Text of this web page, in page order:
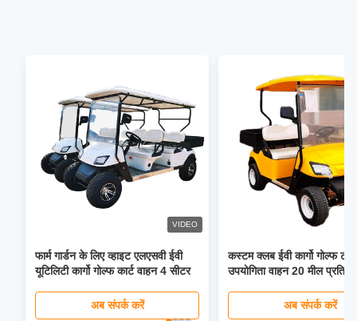
VIDEO
फार्म गार्डन के लिए व्हाइट एलएसवी ईवी
यूटिलिटी कार्गो गोल्फ कार्ट वाहन 4 सीटर
अब संपर्क करें
कस्टम क्लब ईवी कार्गो गोल्फ
उपयोगिता वाहन 20 मील प्रति
अब संपर्क करें